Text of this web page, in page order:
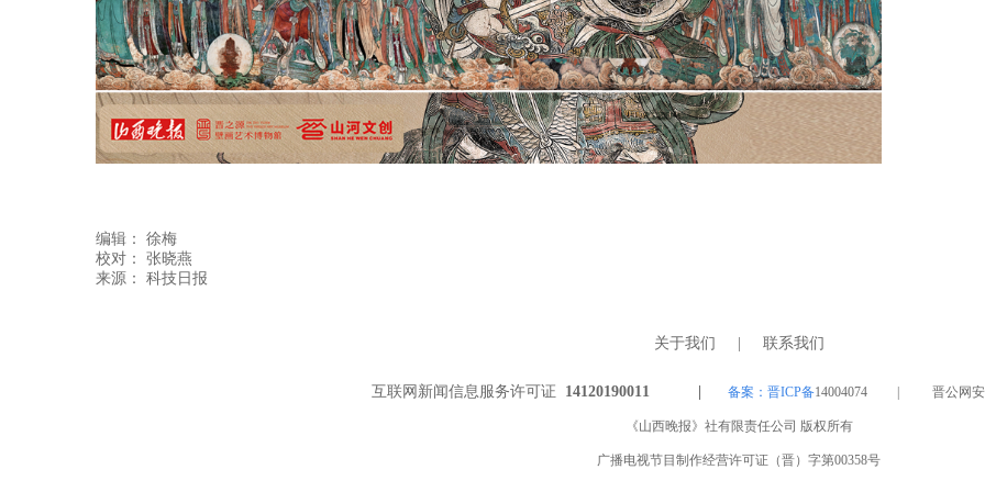
编辑： 徐梅
校对： 张晓燕
关于我们 | 联系我们
互联网新闻信息服务许可证 14120190011 | 备案：晋ICP备14004074 | 晋公网安备
《山西晚报》社有限责任公司 版权所有
广播电视节目制作经营许可证（晋）字第00358号